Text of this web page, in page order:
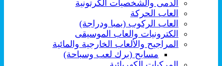
الدمى والشخصيات الكرتونية
العاب الحركة
العاب الركوب (بمبا ودراجة)
الكترونيات والعاب الموسيقى
المراجيح والألعاب الخارجية والمائية
مسابح (برك لعب وسباحة)